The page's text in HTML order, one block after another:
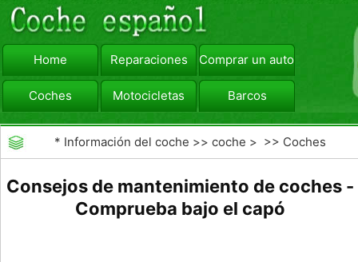
Home Reparaciones Comprar un automóvil
Coches Motocicletas Barcos
viajar Camiones
* Información del coche >>coche > >> Coches
Consejos de mantenimiento de coches -
Comprueba bajo el capó